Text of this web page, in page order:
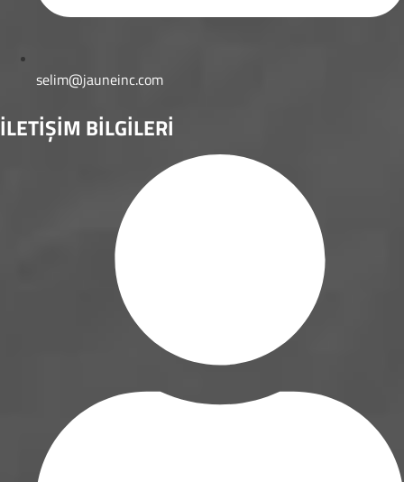
selim@jauneinc.com
İLETİŞİM BİLGİLERİ